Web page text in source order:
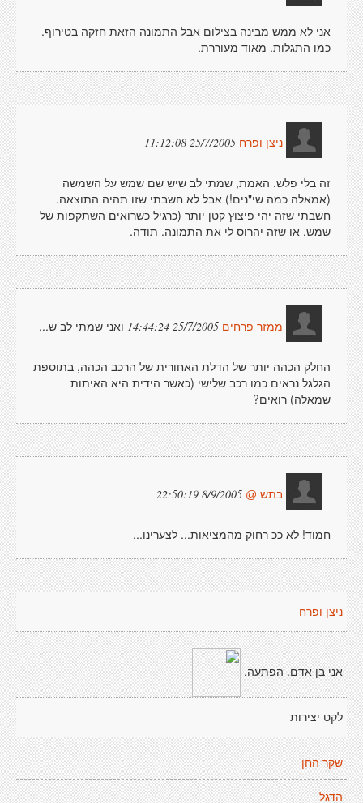
אני לא ממש מבינה בצילום אבל התמונה הזאת חזקה בטירוף.
כמו התגלות. מאוד מעוררת.
ניצן ופרח 25/7/2005 11:12:08
זה בלי פלש. האמת, שמתי לב שיש שם שמש על השמשה
(אמאלה כמה שי"נים!) אבל לא חשבתי שזו תהיה התוצאה.
חשבתי שזה יהי פיצוץ קטן יותר (כרגיל כשרואים השתקפות של
שמש, או שזה יהרוס לי את התמונה. תודה.
ממזר פרחים 25/7/2005 14:44:24 ואני שמתי לב ש...
החלק הכהה יותר של הדלת האחורית של הרכב הכהה, בתוספת
הגלגל נראים כמו רכב שלישי (כאשר הידית היא האיתות
שמאלה) רואים?
בתש @ 8/9/2005 22:50:19
חמוד! לא ככ רחוק מהמציאות... לצערינו...
ניצן ופרח
אני בן אדם. הפתעה.
לקט יצירות
שקר החן
הדגל